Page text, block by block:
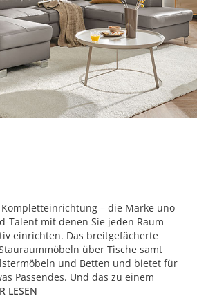
– die Marke uno
Talent mit denen Sie jeden Raum
einrichten. Das breitgefächerte
über Tische samt
und Betten und bietet für
Passendes. Und das zu einem
LESEN